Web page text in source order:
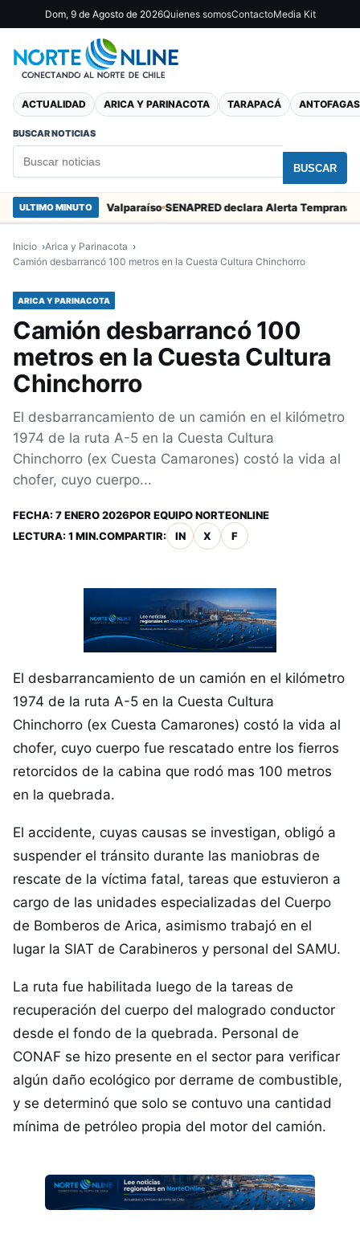
Dom, 9 de Agosto de 2026Quienes somosContactoMedia Kit
ACTUALIDAD ARICA Y PARINACOTA TARAPACÁ
BUSCAR NOTICIAS
BUSCAR
ULTIMO MINUTO
Marcos en Valparaíso
Inicio
Arica y Parinacota
Camión desbarrancó 100 metros en la Cuesta Cultura Chinchorro
ARICA Y PARINACOTA
Camión desbarrancó 100
metros en la Cuesta Cultura
Chinchorro
El desbarrancamiento de un camión en el kilómetro
1974 de la ruta A-5 en la Cuesta Cultura
Chinchorro (ex Cuesta Camarones) costó la vida al
chofer, cuyo cuerpo...
FECHA: 7 ENERO 2026POR EQUIPO NORTEONLINE
LECTURA: 1 MIN.COMPARTIR: IN X F
El desbarrancamiento de un camión en el kilómetro
1974 de la ruta A-5 en la Cuesta Cultura
Chinchorro (ex Cuesta Camarones) costó la vida al
chofer, cuyo cuerpo fue rescatado entre los fierros
retorcidos de la cabina que rodó mas 100 metros
en la quebrada.
El accidente, cuyas causas se investigan, obligó a
suspender el tránsito durante las maniobras de
rescate de la víctima fatal, tareas que estuvieron a
cargo de las unidades especializadas del Cuerpo
de Bomberos de Arica, asimismo trabajó en el
lugar la SIAT de Carabineros y personal del SAMU.
La ruta fue habilitada luego de la tareas de
recuperación del cuerpo del malogrado conductor
desde el fondo de la quebrada. Personal de
CONAF se hizo presente en el sector para verificar
algún daño ecológico por derrame de combustible,
y se determinó que solo se contuvo una cantidad
mínima de petróleo propia del motor del camión.